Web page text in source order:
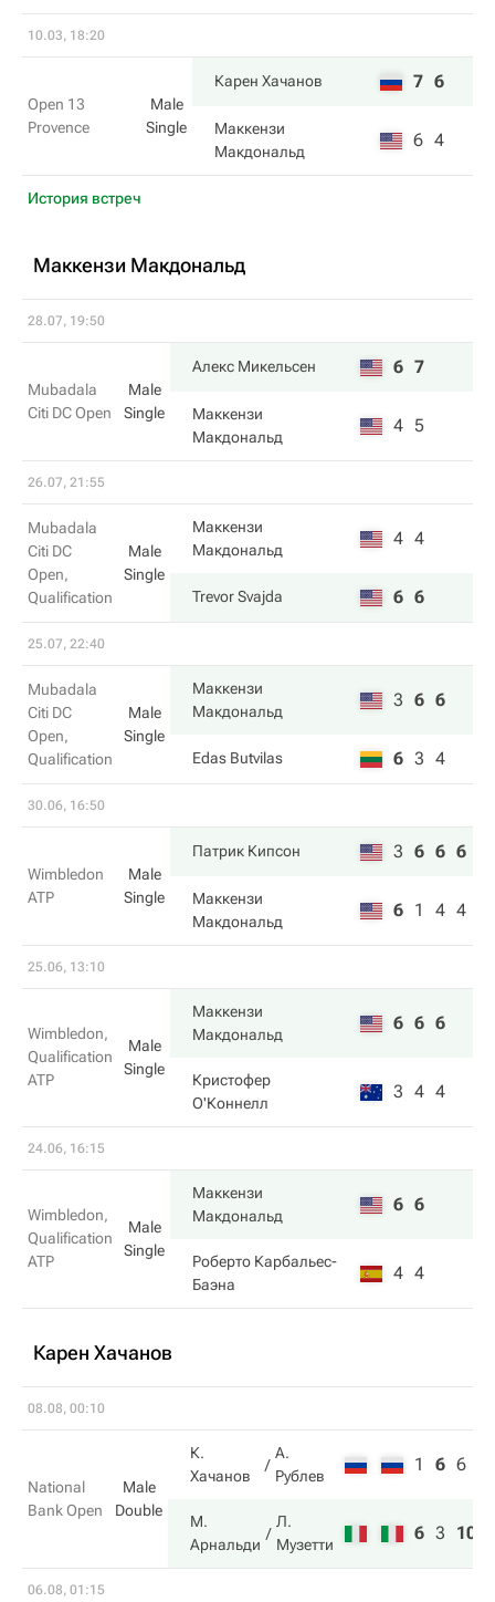
10.03, 18:20
Open 13
Provence
Male
Single
Карен Хачанов 7 6
Маккензи
Макдональд
6 4
История встреч
Маккензи Макдональд
28.07, 19:50
Mubadala
Citi DC Open
Male
Single
Алекс Микельсен 6 7
Маккензи
Макдональд
4 5
26.07, 21:55
Mubadala
Citi DC
Open,
Qualification
Male
Single
Маккензи
Макдональд
4 4
Trevor Svajda 6 6
25.07, 22:40
Mubadala
Citi DC
Open,
Qualification
Male
Single
Маккензи
Макдональд
3 6 6
Edas Butvilas 6 3 4
30.06, 16:50
Wimbledon
ATP
Male
Single
Патрик Кипсон 3 6 6 6
Маккензи
Макдональд
6 1 4 4
25.06, 13:10
Wimbledon,
Qualification
ATP
Male
Single
Маккензи
Макдональд
6 6 6
Кристофер
О'Коннелл
3 4 4
24.06, 16:15
Wimbledon,
Qualification
ATP
Male
Single
Маккензи
Макдональд
6 6
Роберто Карбальес-
Баэна
4 4
Карен Хачанов
08.08, 00:10
National
Bank Open
Male
Double
К.
Хачанов
А.
Рублев
1 6 6
М.
Арнальди
Л.
Музетти
6 3 10
06.08, 01:15